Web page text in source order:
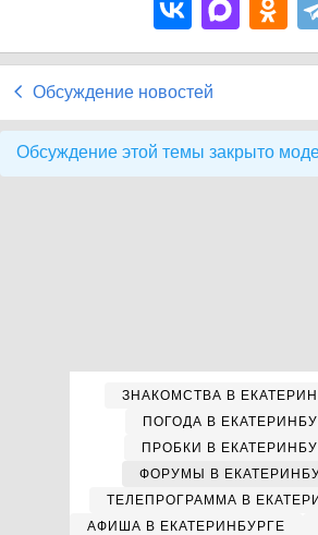
Обсуждение новостей
Обсуждение этой темы закрыто
ЗНАКОМСТВА В
ПОГОДА В
ПРОБКИ В
ФОРУМЫ В
ТЕЛЕПРОГРАММА В
АФИША В ЕКАТЕРИНБУРГЕ